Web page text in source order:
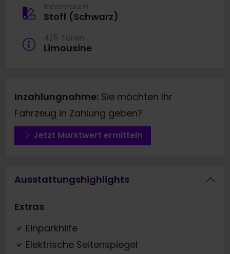
Innenraum
Stoff (Schwarz)
4/5 Türen
Limousine
Inzahlungnahme: Sie möchten Ihr
Fahrzeug in Zahlung geben?
Jetzt Marktwert ermitteln
Ausstattungshighlights
Extras
Einparkhilfe
Elektrische Seitenspiegel